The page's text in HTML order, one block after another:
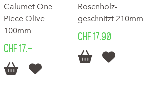
Calumet One
Piece Olive
100mm
CHF 17.–
 
Rosenholz-
geschnitzt 210mm
CHF 17.90
 